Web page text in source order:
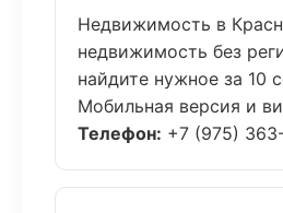
Недвижимость в
недвижимость без
найдите нужное за 10
Мобильная версия и
Телефон: +7 (975)